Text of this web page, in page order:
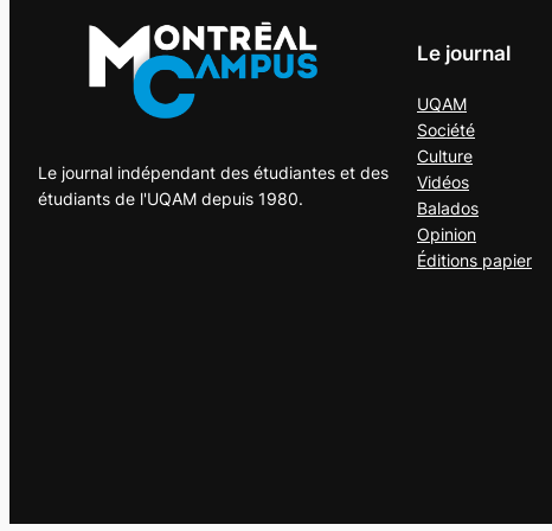
Le journal indépendant des étudiantes et des
étudiants de l'UQAM depuis 1980.
Le journal
UQAM
Société
Culture
Vidéos
Balados
Opinion
Éditions papier